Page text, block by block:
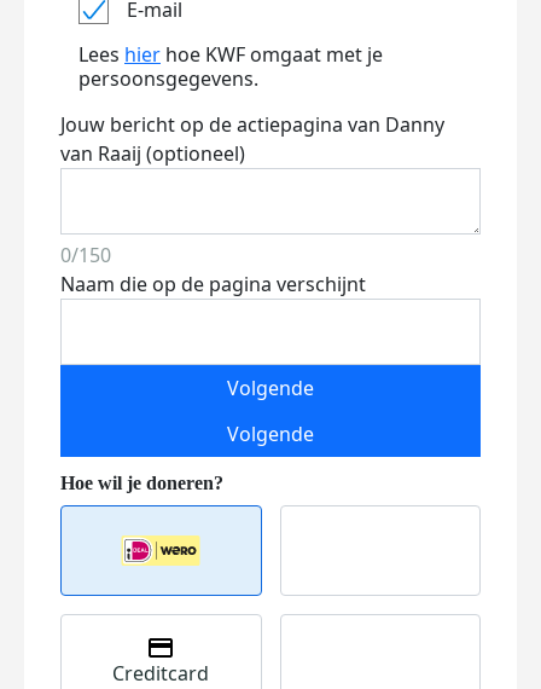
E-mail
Lees hier hoe KWF omgaat met je
persoonsgegevens.
Jouw bericht op de actiepagina van Danny
van Raaij (optioneel)
0/150
Naam die op de pagina verschijnt
Volgende
Volgende
Creditcard